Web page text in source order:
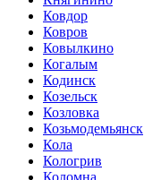
Ковдор
Ковров
Ковылкино
Когалым
Кодинск
Козельск
Козловка
Козьмодемьянск
Кола
Кологрив
Коломна